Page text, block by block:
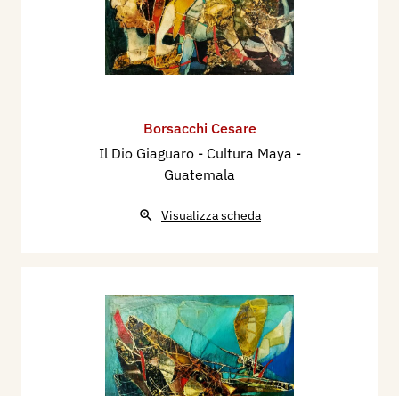
Borsacchi Cesare
Il Dio Giaguaro - Cultura Maya -
Guatemala
Visualizza scheda